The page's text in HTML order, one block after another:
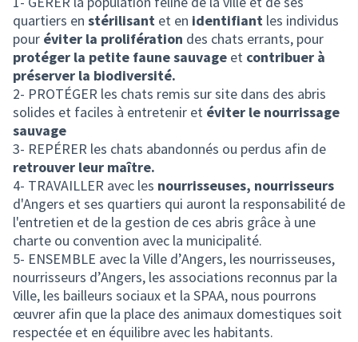
quartiers en stérilisant et en identifiant les individus
pour éviter la prolifération des chats errants, pour
protéger la petite faune sauvage et contribuer à
préserver la biodiversité.
2- PROTÉGER les chats remis sur site dans des abris
solides et faciles à entretenir et éviter le nourrissage
sauvage
3- REPÉRER les chats abandonnés ou perdus afin de
retrouver leur maître.
4- TRAVAILLER avec les nourrisseuses, nourrisseurs
d'Angers et ses quartiers qui auront la responsabilité de
l'entretien et de la gestion de ces abris grâce à une
charte ou convention avec la municipalité.
5- ENSEMBLE avec la Ville d’Angers, les nourrisseuses,
nourrisseurs d’Angers, les associations reconnus par la
Ville, les bailleurs sociaux et la SPAA, nous pourrons
œuvrer afin que la place des animaux domestiques soit
respectée et en équilibre avec les habitants.